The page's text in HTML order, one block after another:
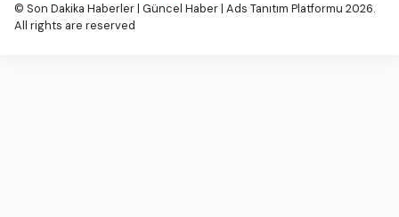
© Son Dakika Haberler | Güncel Haber | Ads Tanıtım Platformu 2026.
All rights are reserved